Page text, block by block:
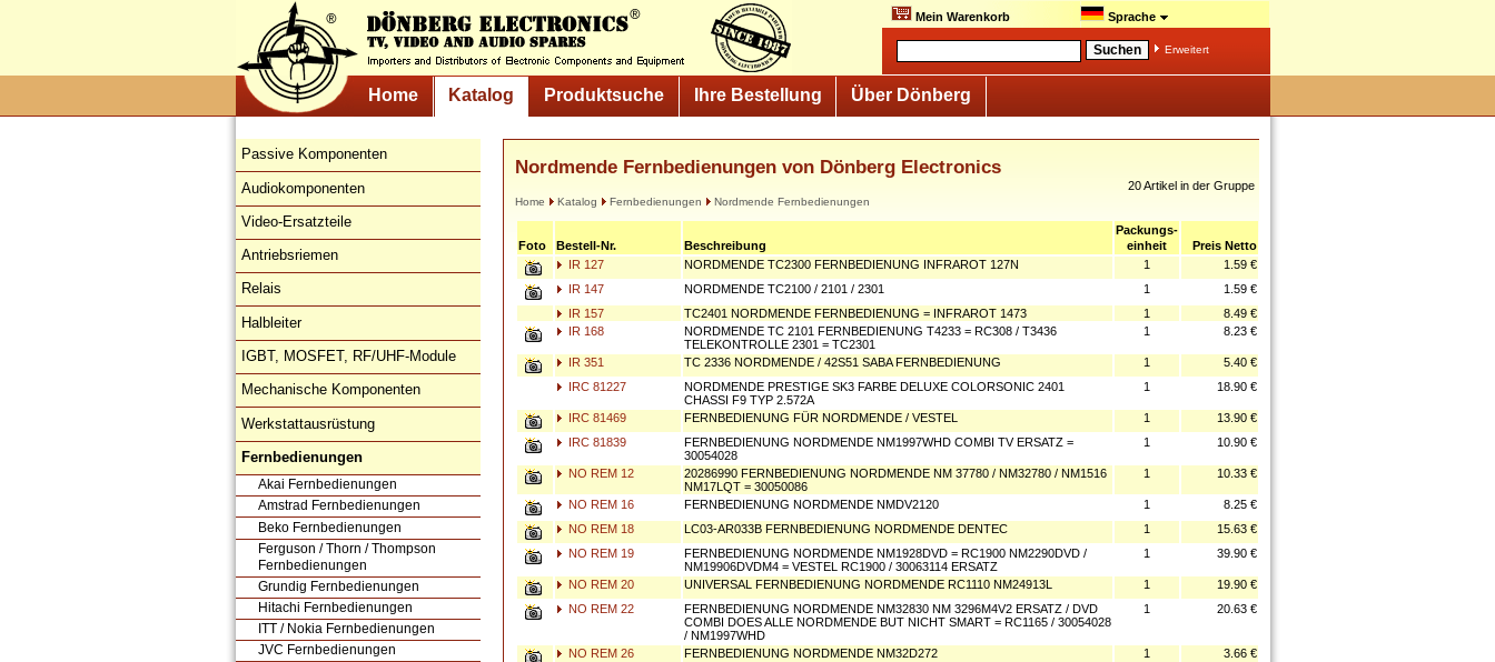
Mein Warenkorb Sprache
Erweitert
Home Katalog Produktsuche Ihre Bestellung Über Dönberg
Passive Komponenten
Audiokomponenten
Video-Ersatzteile
Antriebsriemen
Relais
Halbleiter
IGBT, MOSFET, RF/UHF-Module
Mechanische Komponenten
Werkstattausrüstung
Fernbedienungen
Akai Fernbedienungen
Amstrad Fernbedienungen
Beko Fernbedienungen
Ferguson / Thorn / Thompson
Fernbedienungen
Grundig Fernbedienungen
Hitachi Fernbedienungen
ITT / Nokia Fernbedienungen
JVC Fernbedienungen
Nordmende Fernbedienungen von Dönberg Electronics
Home Katalog Fernbedienungen Nordmende Fernbedienungen
20 Artikel in der Gruppe
Foto Bestell-Nr. Beschreibung
Packungs-
einheit
Preis Netto
IR 127
NORDMENDE TC2300 FERNBEDIENUNG INFRAROT 127N 1
1.59 €
IR 147
NORDMENDE TC2100 / 2101 / 2301 1
1.59 €
IR 157
TC2401 NORDMENDE FERNBEDIENUNG = INFRAROT 1473 1
8.49 €
IR 168
NORDMENDE TC 2101 FERNBEDIENUNG T4233 = RC308 / T3436
TELEKONTROLLE 2301 = TC2301
1 8.23 €
IR 351 TC 2336 NORDMENDE / 42S51 SABA FERNBEDIENUNG 1
5.40 €
IRC 81227
NORDMENDE PRESTIGE SK3 FARBE DELUXE COLORSONIC 2401
CHASSI F9 TYP 2.572A
1 18.90 €
IRC 81469 FERNBEDIENUNG FÜR NORDMENDE / VESTEL 1
13.90 €
IRC 81839
FERNBEDIENUNG NORDMENDE NM1997WHD COMBI TV ERSATZ =
30054028
1 10.90 €
NO REM 12
20286990 FERNBEDIENUNG NORDMENDE NM 37780 / NM32780 / NM1516
NM17LQT = 30050086
1 10.33 €
NO REM 16 FERNBEDIENUNG NORDMENDE NMDV2120 1
8.25 €
NO REM 18
LC03-AR033B FERNBEDIENUNG NORDMENDE DENTEC 1
15.63 €
NO REM 19
FERNBEDIENUNG NORDMENDE NM1928DVD = RC1900 NM2290DVD /
NM19906DVDM4 = VESTEL RC1900 / 30063114 ERSATZ
1 39.90 €
NO REM 20 UNIVERSAL FERNBEDIENUNG NORDMENDE RC1110 NM24913L 1
19.90 €
NO REM 22
FERNBEDIENUNG NORDMENDE NM32830 NM 3296M4V2 ERSATZ / DVD
COMBI DOES ALLE NORDMENDE BUT NICHT SMART = RC1165 / 30054028
/ NM1997WHD
1 20.63 €
NO REM 26 FERNBEDIENUNG NORDMENDE NM32D272 1
3.66 €